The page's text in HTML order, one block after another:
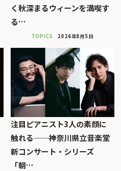
く秋深まるウィーンを満喫す
る…
TOPICS 2026年8月5日
注目ピアニスト3人の素顔に
触れる──神奈川県立音楽堂
新コンサート・シリーズ
「朝…